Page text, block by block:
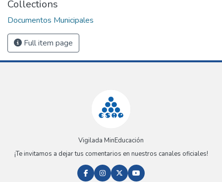
Collections
Documentos Municipales
Full item page
Vigilada MinEducación
¡Te invitamos a dejar tus comentarios en nuestros canales oficiales!